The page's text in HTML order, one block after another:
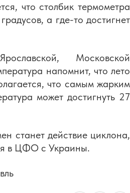
что столбик термометра
а где-то достигнет
Московской
напомнит, что лето
что самым жарким
может достигнуть 27
станет действие циклона,
в ЦФО с Украины.